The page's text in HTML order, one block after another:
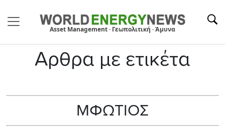
Asset Management · Γεωπολιτική · Άμυνα
Αρθρα με ετικέτα
ΜΦΩΤΙΟΣ